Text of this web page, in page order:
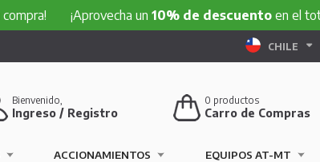
¡Aprovecha un10% de descuentoen el total de tu
CHILE
0 productos
Carro de Compras
Bienvenido,
Ingreso / Registro
ACCIONAMIENTOS EQUIPOS AT-MT